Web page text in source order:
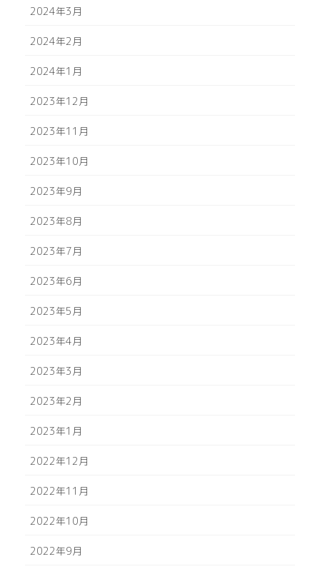
2024年3月
2024年2月
2024年1月
2023年12月
2023年11月
2023年10月
2023年9月
2023年8月
2023年7月
2023年6月
2023年5月
2023年4月
2023年3月
2023年2月
2023年1月
2022年12月
2022年11月
2022年10月
2022年9月